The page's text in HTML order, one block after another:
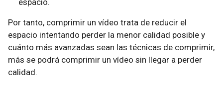
espacio.
Por tanto, comprimir un vídeo trata de reducir el
espacio intentando perder la menor calidad posible y
cuánto más avanzadas sean las técnicas de comprimir,
más se podrá comprimir un vídeo sin llegar a perder
calidad.